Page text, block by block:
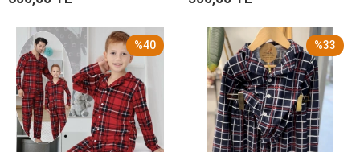
%40 %33